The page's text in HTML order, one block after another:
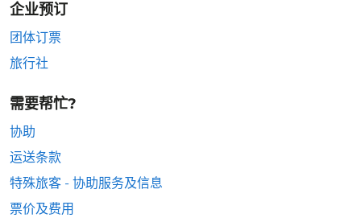
企业预订
团体订票
旅行社
需要帮忙?
协助
运送条款
特殊旅客 - 协助服务及信息
票价及费用